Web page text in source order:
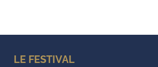
LE FESTIVAL